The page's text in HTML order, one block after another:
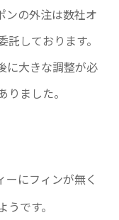
ンの外注は数社オ
しております。
に大きな調整が必
ました。
にフィンが無く
です。